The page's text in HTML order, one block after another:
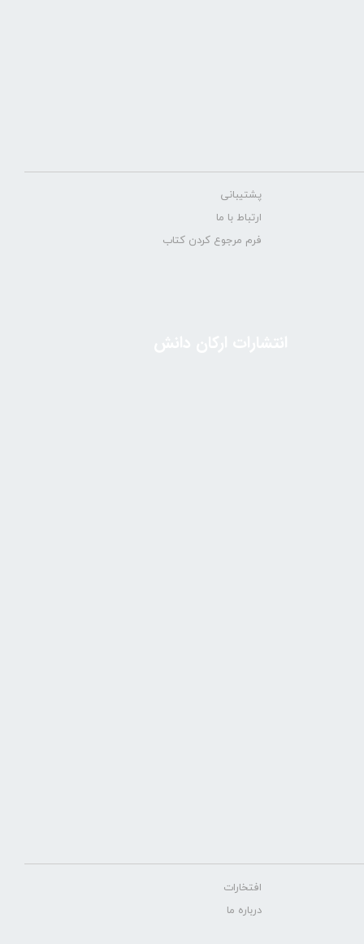
پشتیبانی
ارتباط با ما
فرم مرجوع کردن کتاب
افتخارات
درباره ما